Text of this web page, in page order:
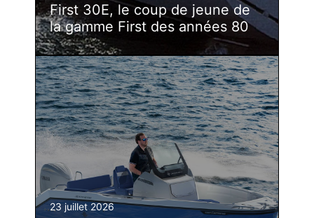
First 30E, le coup de jeune de
la gamme First des années 80
23 juillet 2026